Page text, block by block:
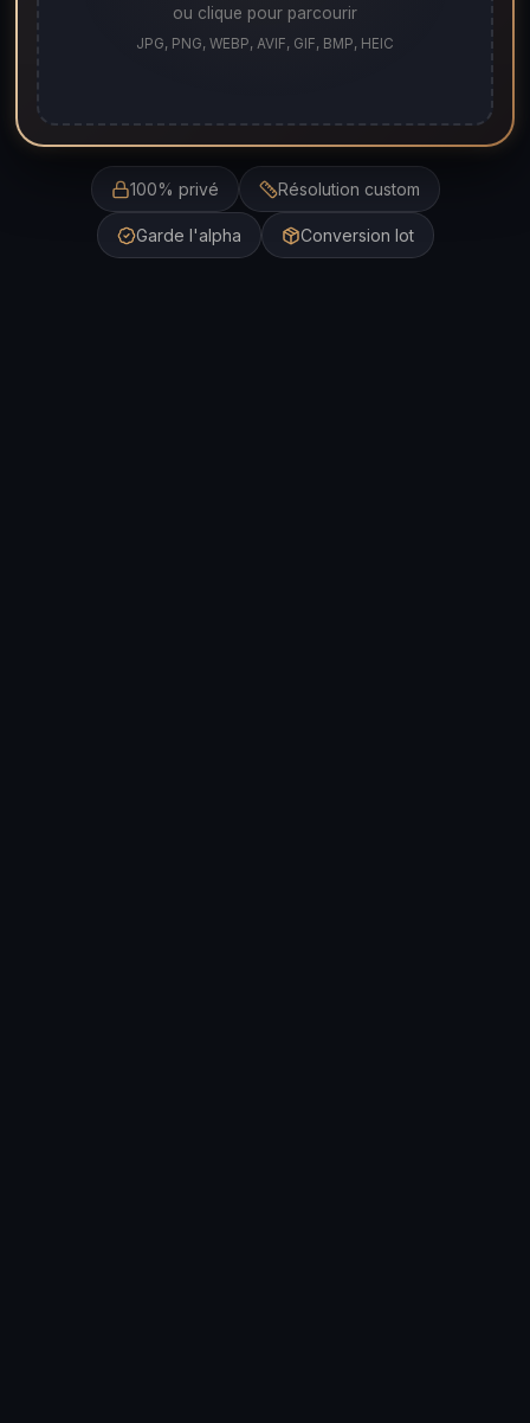
ou clique pour parcourir
JPG, PNG, WEBP, AVIF, GIF, BMP, HEIC
100% privé Résolution custom
Garde l'alpha Conversion lot